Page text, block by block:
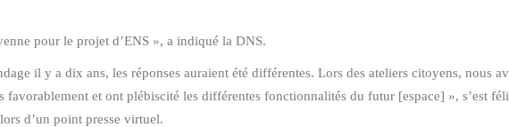
pour le projet d’ENS », a indiqué la DNS.
il y a dix ans, les réponses auraient été différentes. Lors des ateliers citoyens, nous
favorablement et ont plébiscité les différentes fonctionnalités du futur [espace] », s’est
d’un point presse virtuel.